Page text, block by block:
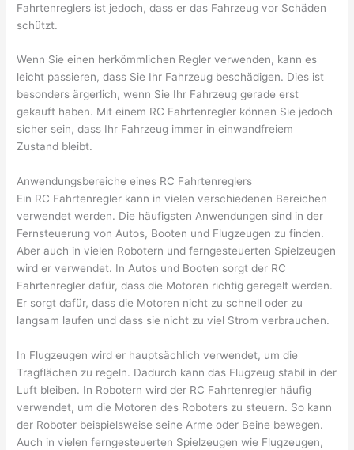
Fahrtenreglers ist jedoch, dass er das Fahrzeug vor Schäden
schützt.
Wenn Sie einen herkömmlichen Regler verwenden, kann es
leicht passieren, dass Sie Ihr Fahrzeug beschädigen. Dies ist
besonders ärgerlich, wenn Sie Ihr Fahrzeug gerade erst
gekauft haben. Mit einem RC Fahrtenregler können Sie jedoch
sicher sein, dass Ihr Fahrzeug immer in einwandfreiem
Zustand bleibt.
Anwendungsbereiche eines RC Fahrtenreglers
Ein RC Fahrtenregler kann in vielen verschiedenen Bereichen
verwendet werden. Die häufigsten Anwendungen sind in der
Fernsteuerung von Autos, Booten und Flugzeugen zu finden.
Aber auch in vielen Robotern und ferngesteuerten Spielzeugen
wird er verwendet. In Autos und Booten sorgt der RC
Fahrtenregler dafür, dass die Motoren richtig geregelt werden.
Er sorgt dafür, dass die Motoren nicht zu schnell oder zu
langsam laufen und dass sie nicht zu viel Strom verbrauchen.
In Flugzeugen wird er hauptsächlich verwendet, um die
Tragflächen zu regeln. Dadurch kann das Flugzeug stabil in der
Luft bleiben. In Robotern wird der RC Fahrtenregler häufig
verwendet, um die Motoren des Roboters zu steuern. So kann
der Roboter beispielsweise seine Arme oder Beine bewegen.
Auch in vielen ferngesteuerten Spielzeugen wie Flugzeugen,